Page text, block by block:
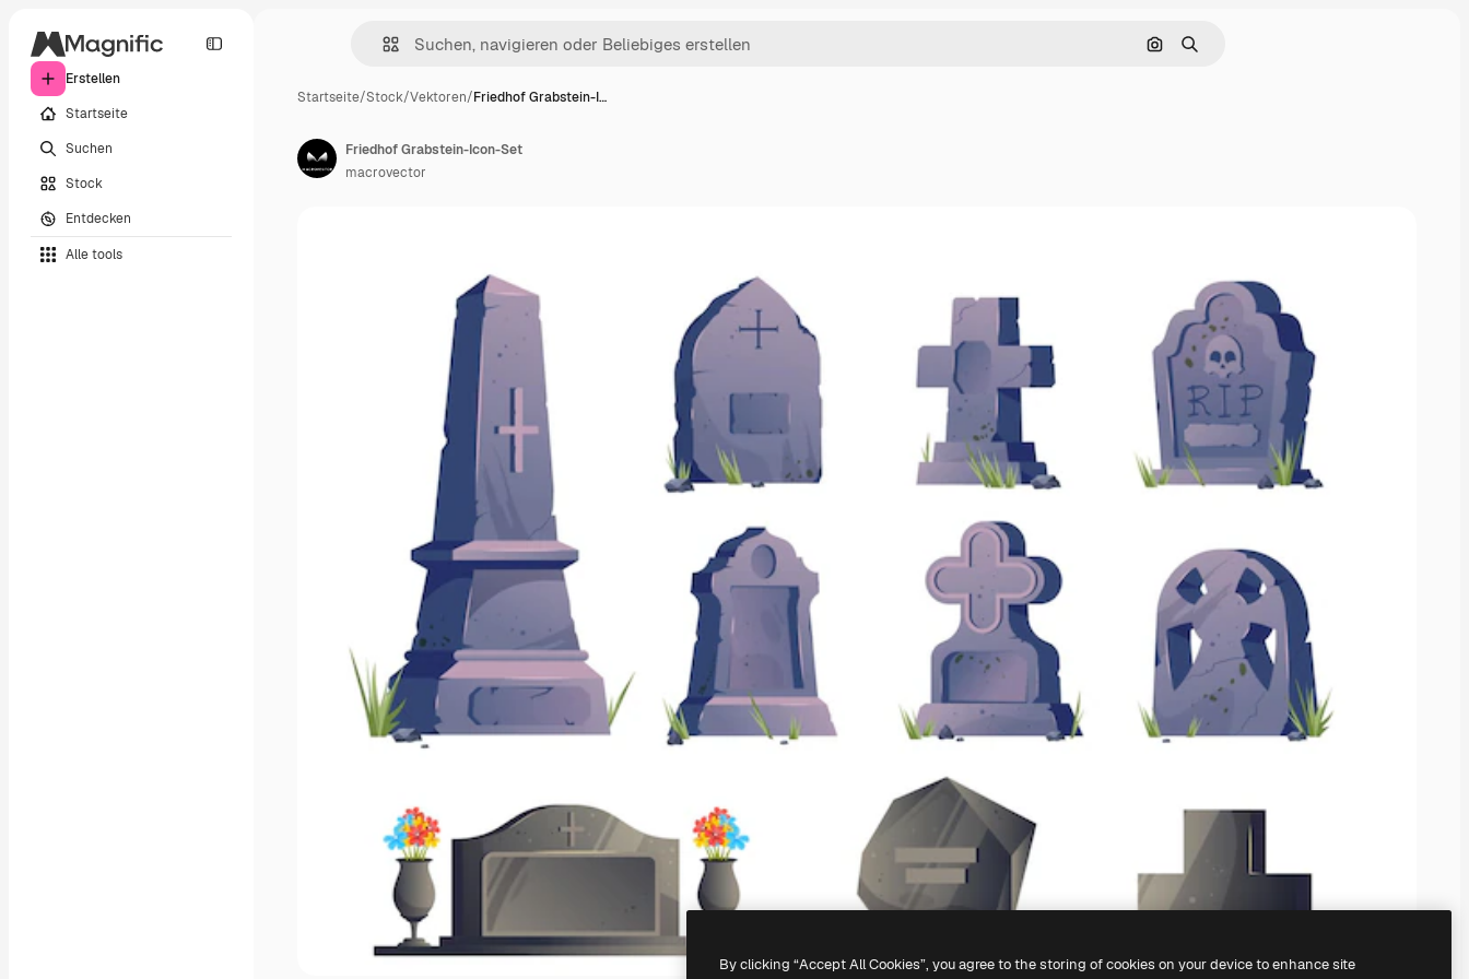
Erstellen
Startseite
Suchen
Stock
Entdecken
Alle tools
Nach Bild suchen
Suchen
Startseite/Stock/Vektoren/Friedhof Grabstein-I…
Friedhof Grabstein-Icon-Set
macrovector
By clicking “Accept All Cookies”, you agree to the storing of cookies on your device to enhance site